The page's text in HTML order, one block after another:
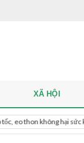
hại sức khỏe
XÃ HỘI